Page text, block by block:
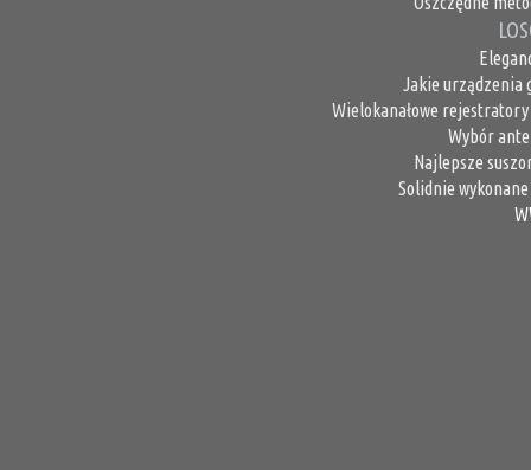
Jakie urządzenia
Wielokanałowe
Wybór
Najlepsze
Solidnie